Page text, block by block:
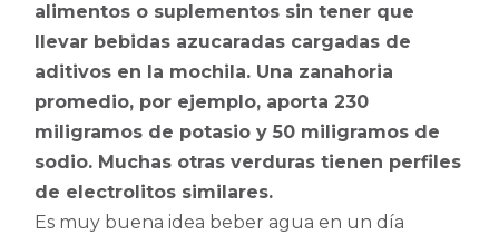
alimentos o suplementos sin tener que
llevar bebidas azucaradas cargadas de
aditivos en la mochila. Una zanahoria
promedio, por ejemplo, aporta 230
miligramos de potasio y 50 miligramos de
sodio. Muchas otras verduras tienen perfiles
de electrolitos similares.
Es muy buena idea beber agua en un día